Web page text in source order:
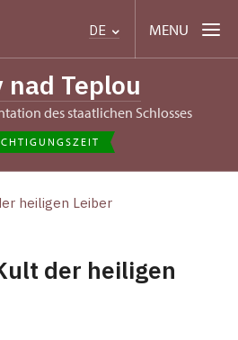
DE MENU
nad Teplou
des staatlichen Schlosses
heiligen Leiber
der heiligen